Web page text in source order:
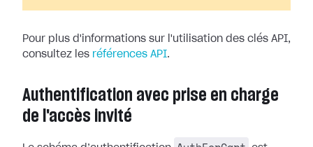
Pour plus d'informations sur l'utilisation des clés API,
consultez les références API.
Authentification avec prise en charge
de l'accès invité